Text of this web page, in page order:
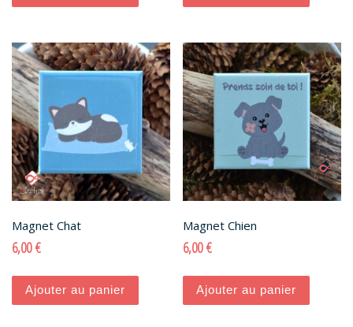
Magnet Chat
6,00€
Ajouter au panier
Magnet Chien
6,00€
Ajouter au panier